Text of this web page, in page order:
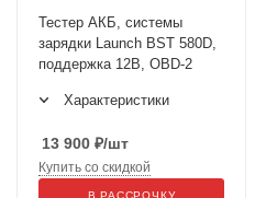
Тестер АКБ, системы
зарядки Launch BST 580D,
поддержка 12В, OBD-2
Характеристики
13 900 ₽/шт
Купить со скидкой
В РАССРОЧКУ